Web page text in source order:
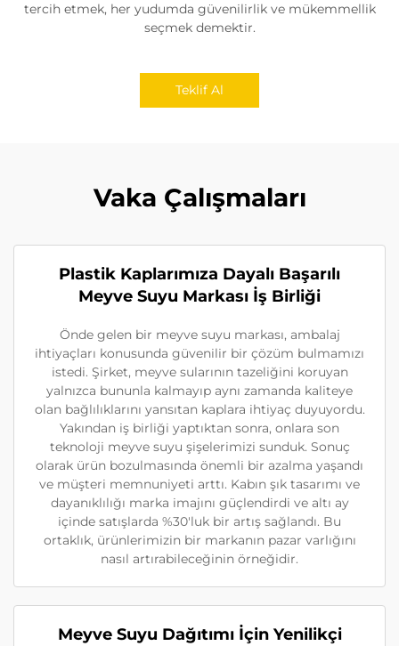
tercih etmek, her yudumda güvenilirlik ve mükemmellik
seçmek demektir.
Teklif Al
Vaka Çalışmaları
Plastik Kaplarımıza Dayalı Başarılı
Meyve Suyu Markası İş Birliği
Önde gelen bir meyve suyu markası, ambalaj
ihtiyaçları konusunda güvenilir bir çözüm bulmamızı
istedi. Şirket, meyve sularının tazeliğini koruyan
yalnızca bununla kalmayıp aynı zamanda kaliteye
olan bağlılıklarını yansıtan kaplara ihtiyaç duyuyordu.
Yakından iş birliği yaptıktan sonra, onlara son
teknoloji meyve suyu şişelerimizi sunduk. Sonuç
olarak ürün bozulmasında önemli bir azalma yaşandı
ve müşteri memnuniyeti arttı. Kabın şık tasarımı ve
dayanıklılığı marka imajını güçlendirdi ve altı ay
içinde satışlarda %30'luk bir artış sağlandı. Bu
ortaklık, ürünlerimizin bir markanın pazar varlığını
nasıl artırabileceğinin örneğidir.
Meyve Suyu Dağıtımı İçin Yenilikçi